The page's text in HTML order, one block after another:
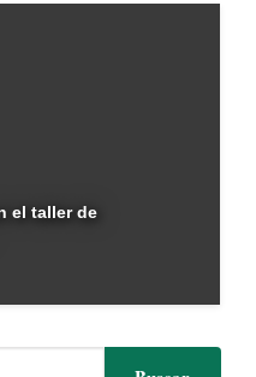
el taller de